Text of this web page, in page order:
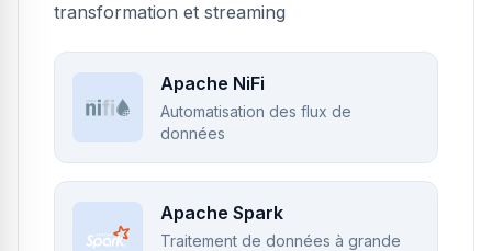
transformation et streaming
Apache NiFi
Automatisation des flux de
données
Apache Spark
Traitement de données à grande